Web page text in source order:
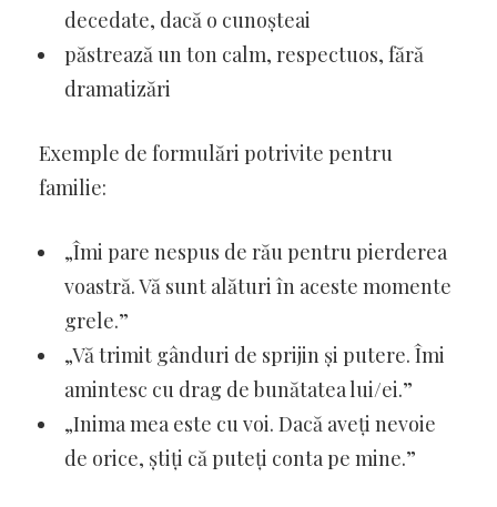
decedate, dacă o cunoșteai
păstrează un ton calm, respectuos, fără
dramatizări
Exemple de formulări potrivite pentru
familie:
„Îmi pare nespus de rău pentru pierderea
voastră. Vă sunt alături în aceste momente
grele.”
„Vă trimit gânduri de sprijin și putere. Îmi
amintesc cu drag de bunătatea lui/ei.”
„Inima mea este cu voi. Dacă aveți nevoie
de orice, știți că puteți conta pe mine.”